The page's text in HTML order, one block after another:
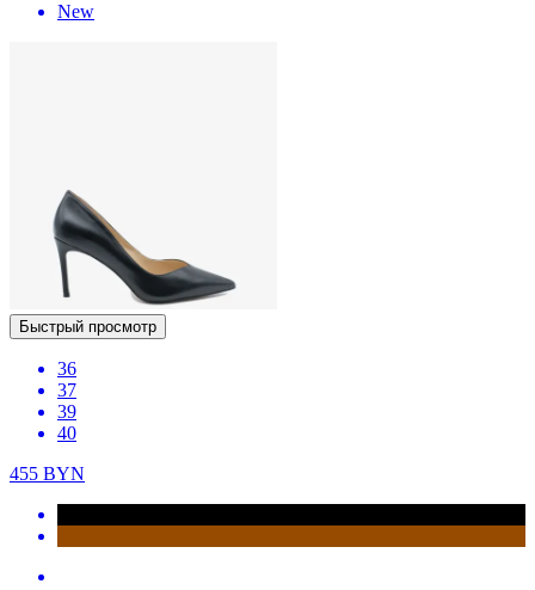
New
Быстрый просмотр
36
37
39
40
455 BYN